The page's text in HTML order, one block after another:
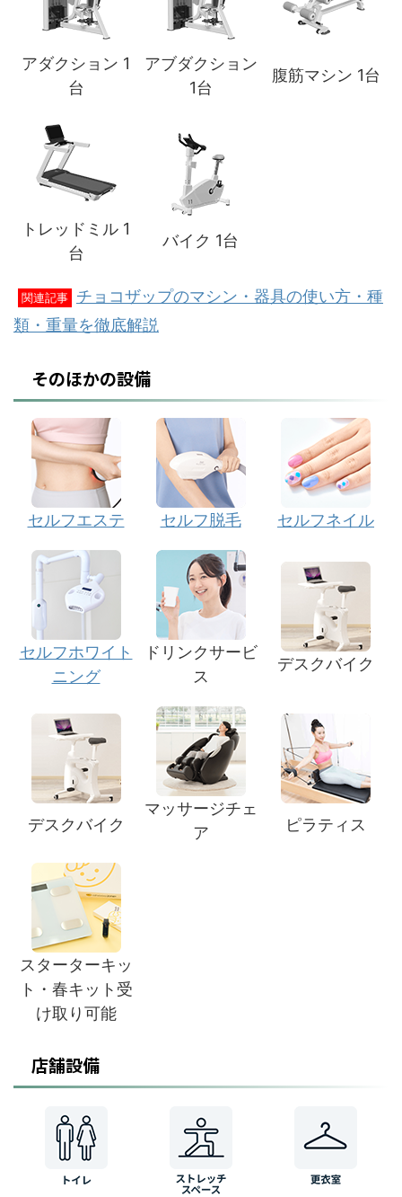
アダクション 1
台
アブダクション
1台
腹筋マシン 1台
トレッドミル 1
台
バイク 1台
関連記事
チョコザップのマシン・器具の使い方・種
類・重量を徹底解説
そのほかの設備
セルフエステ セルフ脱毛 セルフネイル
セルフホワイト
ニング
ドリンクサービ
ス
デスクバイク
デスクバイク
マッサージチェ
ア
ピラティス
スターターキッ
ト・春キット受
け取り可能
店舗設備